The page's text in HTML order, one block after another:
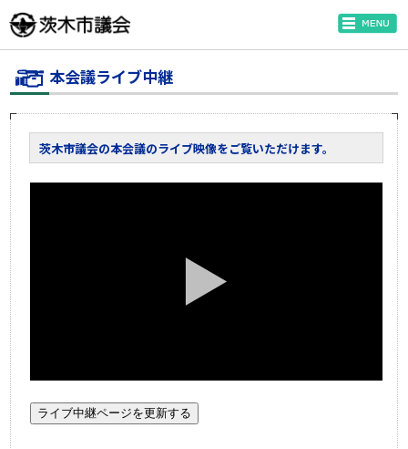
本会議ライブ中継
茨木市議会の本会議のライブ映像をご覧いただけます。